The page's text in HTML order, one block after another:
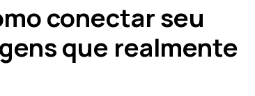
conectar seu
que realmente